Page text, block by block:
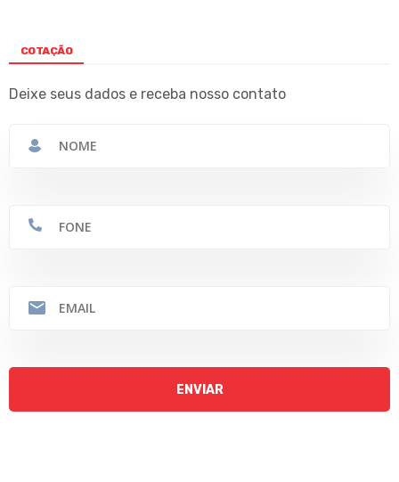
COTAÇÃO
Deixe seus dados e receba nosso contato